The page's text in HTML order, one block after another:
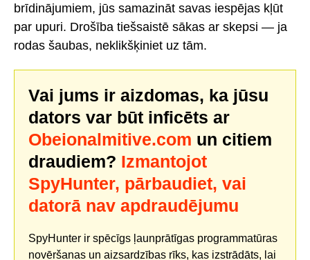
brīdinājumiem, jūs samazināt savas iespējas kļūt
par upuri. Drošība tiešsaistē sākas ar skepsi — ja
rodas šaubas, neklikšķiniet uz tām.
Vai jums ir aizdomas, ka jūsu
dators var būt inficēts ar
Obeionalmitive.com un citiem
draudiem? Izmantojot
SpyHunter, pārbaudiet, vai
datorā nav apdraudējumu
SpyHunter ir spēcīgs ļaunprātīgas programmatūras
novēršanas un aizsardzības rīks, kas izstrādāts, lai